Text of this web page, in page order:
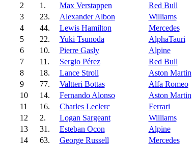
2
1. Max Verstappen Red Bull
3
23. Alexander Albon Williams
4
44. Lewis Hamilton Mercedes
5
22. Yuki Tsunoda AlphaTauri
6
10. Pierre Gasly Alpine
7
11. Sergio Pérez Red Bull
8
18. Lance Stroll Aston Martin
9
77. Valtteri Bottas Alfa Romeo
10
14. Fernando Alonso Aston Martin
11
16. Charles Leclerc Ferrari
12
2. Logan Sargeant Williams
13
31. Esteban Ocon Alpine
14
63. George Russell Mercedes